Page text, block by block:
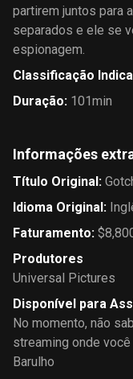
partirem juntos para
separados e ele se
espionagem.
Classificação
Duração: 101min
Informações
Título Original:
Idioma Original:
Faturamento:
Produtores
Universal Pictures
Disponível para
No momento, não
streaming onde
Barulho